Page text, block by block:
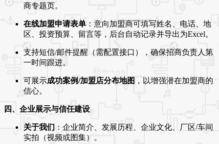
商专题页。
在线加盟申请表单：意向加盟商可填写姓名、电话、地
区、投资预算、留言等，后台自动记录并导出为Excel。
支持短信/邮件提醒（需配置接口），确保招商负责人第
一时间跟进。
可展示成功案例/加盟店分布地图 ，以增强潜在加盟商的
信心。
四、企业展示与信任建设
关于我们：企业简介、发展历程、企业文化、厂区/车间
实拍（视频或图集）。